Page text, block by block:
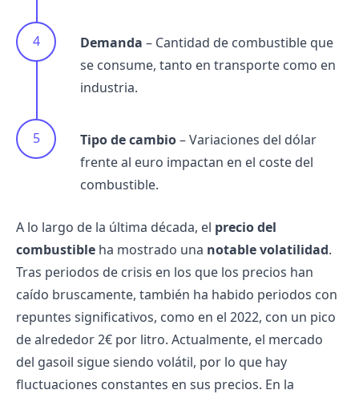
Demanda – Cantidad de combustible que
se consume, tanto en transporte como en
industria.
Tipo de cambio– Variaciones del dólar
frente al euro impactan en el coste del
combustible.
A lo largo de la última década, el precio del
combustible ha mostrado una notable volatilidad.
Tras periodos de crisis en los que los precios han
caído bruscamente, también ha habido periodos con
repuntes significativos, como en el 2022, con un pico
de alrededor 2€ por litro. Actualmente, el mercado
del gasoil sigue siendo volátil, por lo que hay
fluctuaciones constantes en sus precios. En la